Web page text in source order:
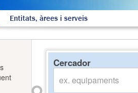
Entitats, àrees i serveis
Cercador